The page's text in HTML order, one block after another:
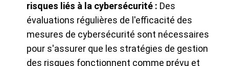
risques liés à la cybersécurité : Des
évaluations régulières de l'efficacité des
mesures de cybersécurité sont nécessaires
pour s'assurer que les stratégies de gestion
des risques fonctionnent comme prévu et